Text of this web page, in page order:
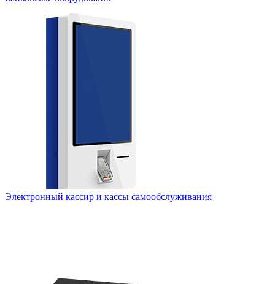
Электронный кассир и кассы самообслуживания